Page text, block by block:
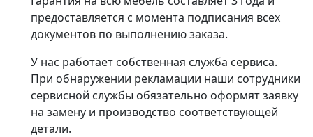
предоставляется с момента подписания всех
документов по выполнению заказа.
У нас работает собственная служба сервиса.
При обнаружении рекламации наши сотрудники
сервисной службы обязательно оформят заявку
на замену и производство соответствующей
детали.